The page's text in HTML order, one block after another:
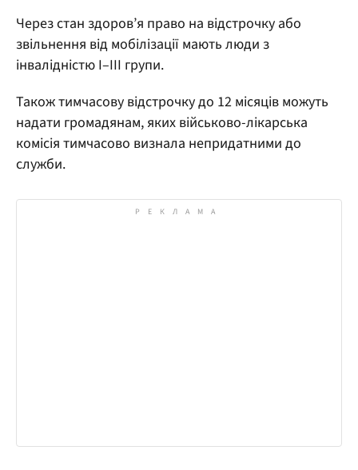
Через стан здоров’я право на відстрочку або
звільнення від мобілізації мають люди з
інвалідністю I–III групи.
Також тимчасову відстрочку до 12 місяців можуть
надати громадянам, яких військово-лікарська
комісія тимчасово визнала непридатними до
служби.